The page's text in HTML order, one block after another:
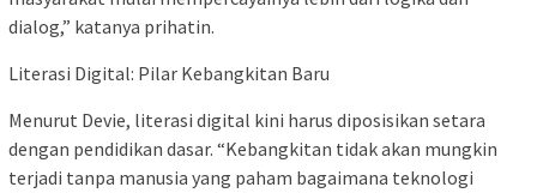
dialog,” katanya prihatin.
Literasi Digital: Pilar Kebangkitan Baru
Menurut Devie, literasi digital kini harus diposisikan setara
dengan pendidikan dasar. “Kebangkitan tidak akan mungkin
terjadi tanpa manusia yang paham bagaimana teknologi